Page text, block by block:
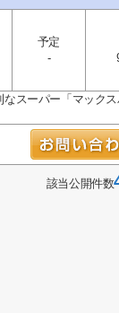
予定
-
スーパー「マックス
該当公開件数